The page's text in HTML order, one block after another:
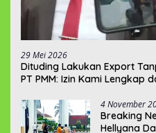
29 Mei 2026
‎Dituding Lakukan Export
PT PMM: Izin Kami Lengkap
4 November
Breaking
Hellyana